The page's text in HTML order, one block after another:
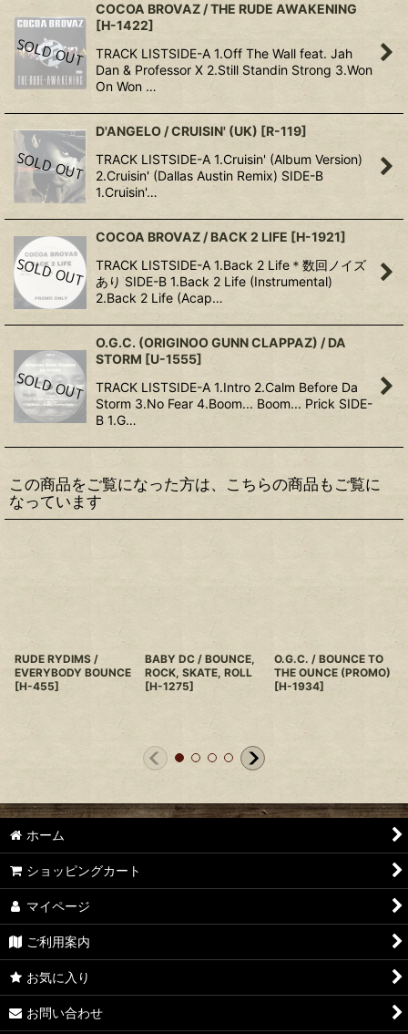
COCOA BROVAZ / THE RUDE AWAKENING
[H-1422]
TRACK LISTSIDE-A 1.Off The Wall feat. Jah
Dan & Professor X 2.Still Standin Strong 3.Won
On Won …
D'ANGELO / CRUISIN' (UK) [R-119]
TRACK LISTSIDE-A 1.Cruisin' (Album Version)
2.Cruisin' (Dallas Austin Remix) SIDE-B
1.Cruisin'…
COCOA BROVAZ / BACK 2 LIFE [H-1921]
TRACK LISTSIDE-A 1.Back 2 Life＊数回ノイズ
あり SIDE-B 1.Back 2 Life (Instrumental)
2.Back 2 Life (Acap…
O.G.C. (ORIGINOO GUNN CLAPPAZ) / DA
STORM [U-1555]
TRACK LISTSIDE-A 1.Intro 2.Calm Before Da
Storm 3.No Fear 4.Boom... Boom... Prick SIDE-
B 1.G…
この商品をご覧になった方は、こちらの商品もご覧に
なっています
RUDE RYDIMS /
EVERYBODY BOUNCE
[H-455]
BABY DC / BOUNCE,
ROCK, SKATE, ROLL
[H-1275]
O.G.C. / BOUNCE TO
THE OUNCE (PROMO)
[H-1934]
ホーム
ショッピングカート
マイページ
ご利用案内
お気に入り
お問い合わせ